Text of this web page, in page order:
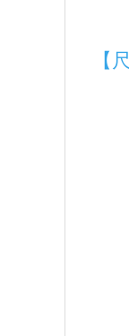
【